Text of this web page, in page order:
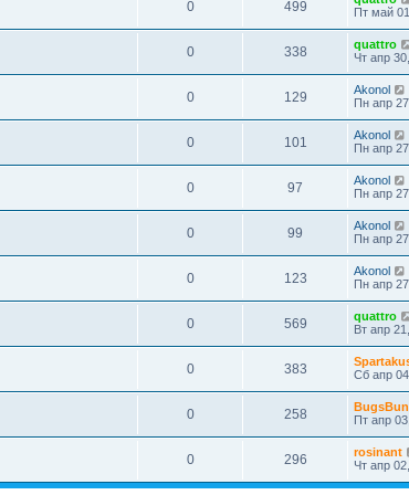
0 499
Пт май
0 338
quattro
Чт апр
0 129
Akonol
Пн апр
0 101
Akonol
Пн апр
0 97
Akonol
Пн апр
0 99
Akonol
Пн апр
0 123
Akonol
Пн апр
0 569
quattro
Вт апр
0 383
Сб апр
0 258
Пт апр
0 296
rosinant
Чт апр